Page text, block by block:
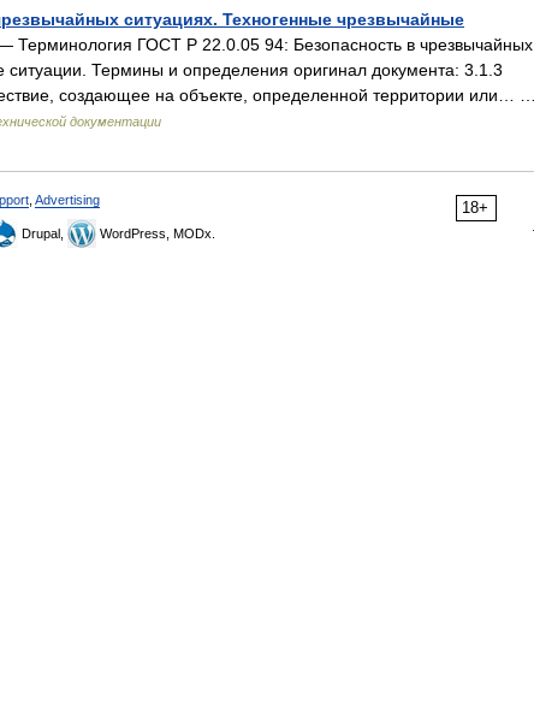
ситуациях. Техногенные чрезвычайные
Терминология ГОСТ Р 22.0.05 94: Безопасность в чрезвычайных
ситуации. Термины и определения оригинал документа: 3.1.3
создающее на объекте, определенной территории или… …
документации
18+
Advertising
Drupal, WordPress, MODx.